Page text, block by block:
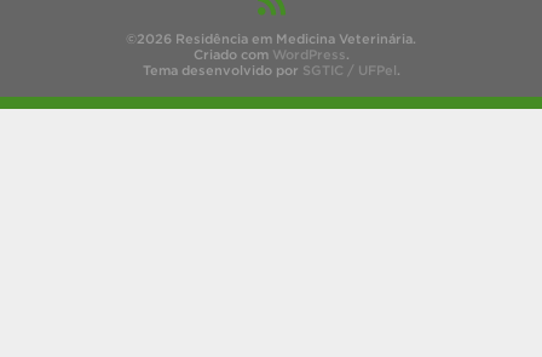
©2026 Residência em Medicina Veterinária.
Criado com WordPress.
Tema desenvolvido por SGTIC / UFPel.